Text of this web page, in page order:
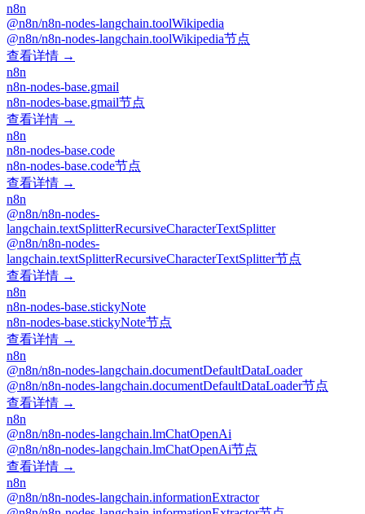
n8n
@n8n/n8n-nodes-langchain.toolWikipedia
@n8n/n8n-nodes-langchain.toolWikipedia节点
查看详情 →
n8n
n8n-nodes-base.gmail
n8n-nodes-base.gmail节点
查看详情 →
n8n
n8n-nodes-base.code
n8n-nodes-base.code节点
查看详情 →
n8n
@n8n/n8n-nodes-
langchain.textSplitterRecursiveCharacterTextSplitter
@n8n/n8n-nodes-
langchain.textSplitterRecursiveCharacterTextSplitter节点
查看详情 →
n8n
n8n-nodes-base.stickyNote
n8n-nodes-base.stickyNote节点
查看详情 →
n8n
@n8n/n8n-nodes-langchain.documentDefaultDataLoader
@n8n/n8n-nodes-langchain.documentDefaultDataLoader节点
查看详情 →
n8n
@n8n/n8n-nodes-langchain.lmChatOpenAi
@n8n/n8n-nodes-langchain.lmChatOpenAi节点
查看详情 →
n8n
@n8n/n8n-nodes-langchain.informationExtractor